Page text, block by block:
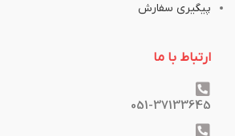
پیگیری سفارش
ارتباط با ما
051-37133645